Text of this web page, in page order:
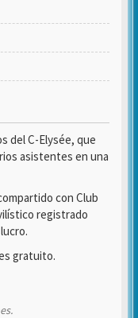
del C-Elysée, que
asistentes en una
con Club
registrado
gratuito.